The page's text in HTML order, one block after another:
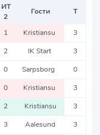
ИТ
2
Гости Т
1 Kristiansu 3
2 IK Start 3
0 Sarpsborg 0
0 Kristiansu 3
2 Kristiansu 3
3 Aalesund 3